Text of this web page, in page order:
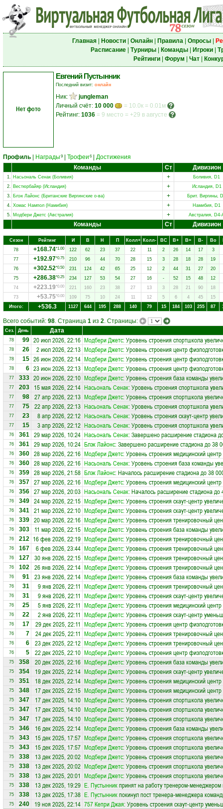
Главная| Новости| Онлайн| Правила| Опросы|
Расписание| Турниры| Команды| Игроки|
Рейтинги| Форум Чат|
Нет фото
Евгений Пустынник
Последний визит: онлайн
Ник:
jungleman
Личный счёт: 10 000
= 10.0к = 0.01м
Рейтинг: 1036 = 9 место = +29 в августе
Профиль Награды 9 Трофеи 6
Достижения
Команды
Ст Дивизион
1. Насьональ Сенак (Боливия) +
Боливия, D1
2. Вестюрбайяр (Исландия) +
Исландия, D1
3. Блэк Лайонс (Британские Виргинские о-ва) +
Брит. Виргины,
4. Хомас Нампол (Намибия) +
Намибия, D1
5. Модбери Джетс (Австралия) + Австралия, D4-
Команды Ст Дивизион
Сезон Рейтинг И В Н П Колл+ Колл- ВC В+ В= В- Вo
78
+168.74*1.00 122 62 23 37 22 11 2 26 14 17
3
77
+192.97*0.75 210 96 44 70 28 15 3 28 18 28
19
76
+302.52*0.50 231 124 42 65 25 12 2 44 31 27
20
75
+286.38*0.25 234 127 53 54 27 16 - 52 15 48
12
74
+223.19*0.00 221 160 23 38 27 13 3 28 21 90
18
73
+53.75*0.00 109 75 10 24 11 12 5 6 4 45
15
Итого:
+536.3 1127 644 195 288 140 79 15 184 103 255 87
Всего событий: 98. Страница 1 из 2. Страницы:
Сез. День Дата
78 99 20 июл 2026, 22:16 Модбери Джетс: Уровень строения спортшкола
78 26 2 июл 2026, 22:13 Модбери Джетс: Уровень строения центр
78 15 26 июн 2026, 22:14 Модбери Джетс: Уровень строения центр
78 6 23 июн 2026, 22:13 Модбери Джетс: Уровень строения центр
77 333 20 июн 2026, 22:10 Модбери Джетс: Уровень строения база команды
77 203 15 мая 2026, 22:14 Насьональ Сенак: Уровень строения спортшкола
77 98 27 апр 2026, 22:13 Модбери Джетс: Уровень строения спортшкола
77 75 22 апр 2026, 22:13 Насьональ Сенак: Уровень строения спортшкола
77 23 8 апр 2026, 22:12 Насьональ Сенак: Уровень строения скаут-центр
77 15 3 апр 2026, 22:12 Насьональ Сенак: Уровень строения спортшкола
76 361 29 мар 2026, 10:24 Насьональ Сенак: Завершено расширение стадиона
76 361 29 мар 2026, 10:24 Блэк Лайонс: Завершено расширение стадиона до 38
76 360 28 мар 2026, 22:16 Модбери Джетс: Уровень строения медицинский
76 360 28 мар 2026, 22:16 Насьональ Сенак: Уровень строения база команды
76 359 28 мар 2026, 21:58 Блэк Лайонс: Началось расширение стадиона до 38
76 357 27 мар 2026, 22:16 Модбери Джетс: Уровень строения медицинский
76 356 27 мар 2026, 20:03 Насьональ Сенак: Началось расширение стадиона до
76 349 24 мар 2026, 22:15 Модбери Джетс: Уровень строения скаут-центр
76 341 21 мар 2026, 22:10 Модбери Джетс: Уровень строения скаут-центр
76 339 20 мар 2026, 22:16 Модбери Джетс: Уровень строения тренировочный
76 303 11 мар 2026, 22:15 Модбери Джетс: Уровень строения база команды
76 212 16 фев 2026, 22:19 Модбери Джетс: Уровень строения тренировочный
76 167 6 фев 2026, 23:44 Модбери Джетс: Уровень строения тренировочный
76 127 30 янв 2026, 22:15 Модбери Джетс: Уровень строения тренировочный
76 102 26 янв 2026, 22:14 Модбери Джетс: Уровень строения тренировочный
76 91 23 янв 2026, 22:14 Модбери Джетс: Уровень строения база команды
76 31 9 янв 2026, 22:11 Модбери Джетс: Уровень строения тренировочный
76 31 9 янв 2026, 22:11 Модбери Джетс: Уровень строения скаут-центр
76 25 5 янв 2026, 22:11 Модбери Джетс: Уровень строения медицинский
76 22 2 янв 2026, 22:11 Модбери Джетс: Уровень строения скаут-центр
76 17 29 дек 2025, 22:11 Модбери Джетс: Уровень строения центр
76 7 24 дек 2025, 22:11 Модбери Джетс: Уровень строения тренировочный
76 6 23 дек 2025, 22:12 Модбери Джетс: Уровень строения тренировочный
76 5 22 дек 2025, 22:10 Модбери Джетс: Уровень строения центр
75 358 20 дек 2025, 22:16 Модбери Джетс: Уровень строения база команды
75 354 19 дек 2025, 22:14 Модбери Джетс: Уровень строения скаут-центр
75 351 18 дек 2025, 22:14 Модбери Джетс: Уровень строения медицинский
75 348 17 дек 2025, 22:15 Модбери Джетс: Уровень строения медицинский
75 347 17 дек 2025, 14:10 Модбери Джетс: Уровень строения спортшкола
75 347 17 дек 2025, 14:10 Модбери Джетс: Уровень строения спортшкола
75 347 17 дек 2025, 14:10 Модбери Джетс: Уровень строения спортшкола
75 346 16 дек 2025, 22:14 Модбери Джетс: Уровень строения база команды
75 343 15 дек 2025, 17:57 Модбери Джетс: Уровень строения спортшкола
75 343 15 дек 2025, 17:57 Модбери Джетс: Уровень строения спортшкола
75 338 13 дек 2025, 20:02 Модбери Джетс: Уровень строения спортшкола
75 338 13 дек 2025, 20:02 Модбери Джетс: Уровень строения спортшкола
75 338 13 дек 2025, 20:01 Модбери Джетс: Уровень строения спортшкола
75 338 13 дек 2025, 19:29 Е. Пустынникпринят на работу тренером-
75 338 13 дек 2025, 17:38 Е. Пустынникпокинул пост тренера-менеджера
75 240 19 ноя 2025, 22:14 757 Кепри Джая: Уровень строения скаут-центр